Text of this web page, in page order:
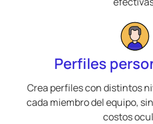
Perfiles
Crea perfiles con distintos
cada miembro del equipo,
costos